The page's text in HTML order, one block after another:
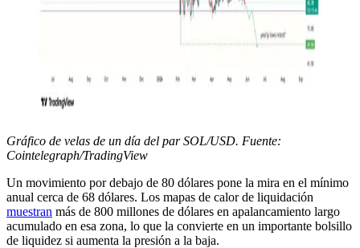
Gráfico de velas de un día del par SOL/USD. Fuente:
Cointelegraph/TradingView
Un movimiento por debajo de 80 dólares pone la mira en el mínimo
anual cerca de 68 dólares. Los mapas de calor de liquidación
muestran más de 800 millones de dólares en apalancamiento largo
acumulado en esa zona, lo que la convierte en un importante bolsillo
de liquidez si aumenta la presión a la baja.